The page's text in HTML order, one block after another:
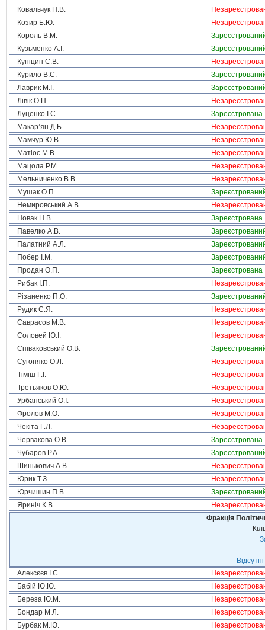
Ковальчук Н.В.
Козир Б.Ю.
Король В.М.
Кузьменко А.І.
Куніцин С.В.
Курило В.С.
Лаврик М.І.
Лівік О.П.
Луценко І.С.
Зареєстрована
Макар’ян Д.Б.
Мамчур Ю.В.
Матіос М.В.
Мацола Р.М.
Мельниченко В.В.
Мушак О.П.
Немировський А.В.
Новак Н.В.
Зареєстрована
Павелко А.В.
Палатний А.Л.
Побер І.М.
Продан О.П.
Зареєстрована
Рибак І.П.
Різаненко П.О.
Рудик С.Я.
Саврасов М.В.
Соловей Ю.І.
Співаковський О.В.
Сугоняко О.Л.
Тіміш Г.І.
Третьяков О.Ю.
Урбанський О.І.
Фролов М.О.
Чекіта Г.Л.
Червакова О.В.
Зареєстрована
Чубаров Р.А.
Шинькович А.В.
Юрик Т.З.
Юрчишин П.В.
Яриніч К.В.
Фракція
Алексєєв І.С.
Бабій Ю.Ю.
Береза Ю.М.
Бондар М.Л.
Бурбак М.Ю.